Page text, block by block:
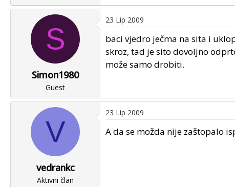
S
Simon1980
Guest
23 Lip 2009
baci vjedro ječma na sita i
skroz, tad je sito dovoljno
može samo drobiti.
V
vedrankc
Aktivni član
23 Lip 2009
A da se možda nije zaštopalo